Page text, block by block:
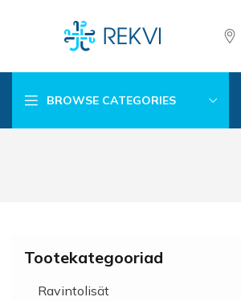
BROWSE CATEGORIES
Tootekategooriad
Ravintolisät